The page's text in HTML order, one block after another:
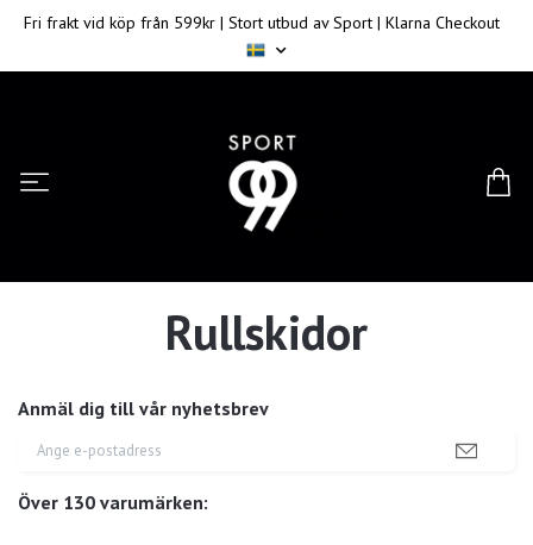
Fri frakt vid köp från 599kr | Stort utbud av Sport | Klarna Checkout
Anmäl dig till vår nyhetsbrev
Över 130 varumärken:
Rullskidor